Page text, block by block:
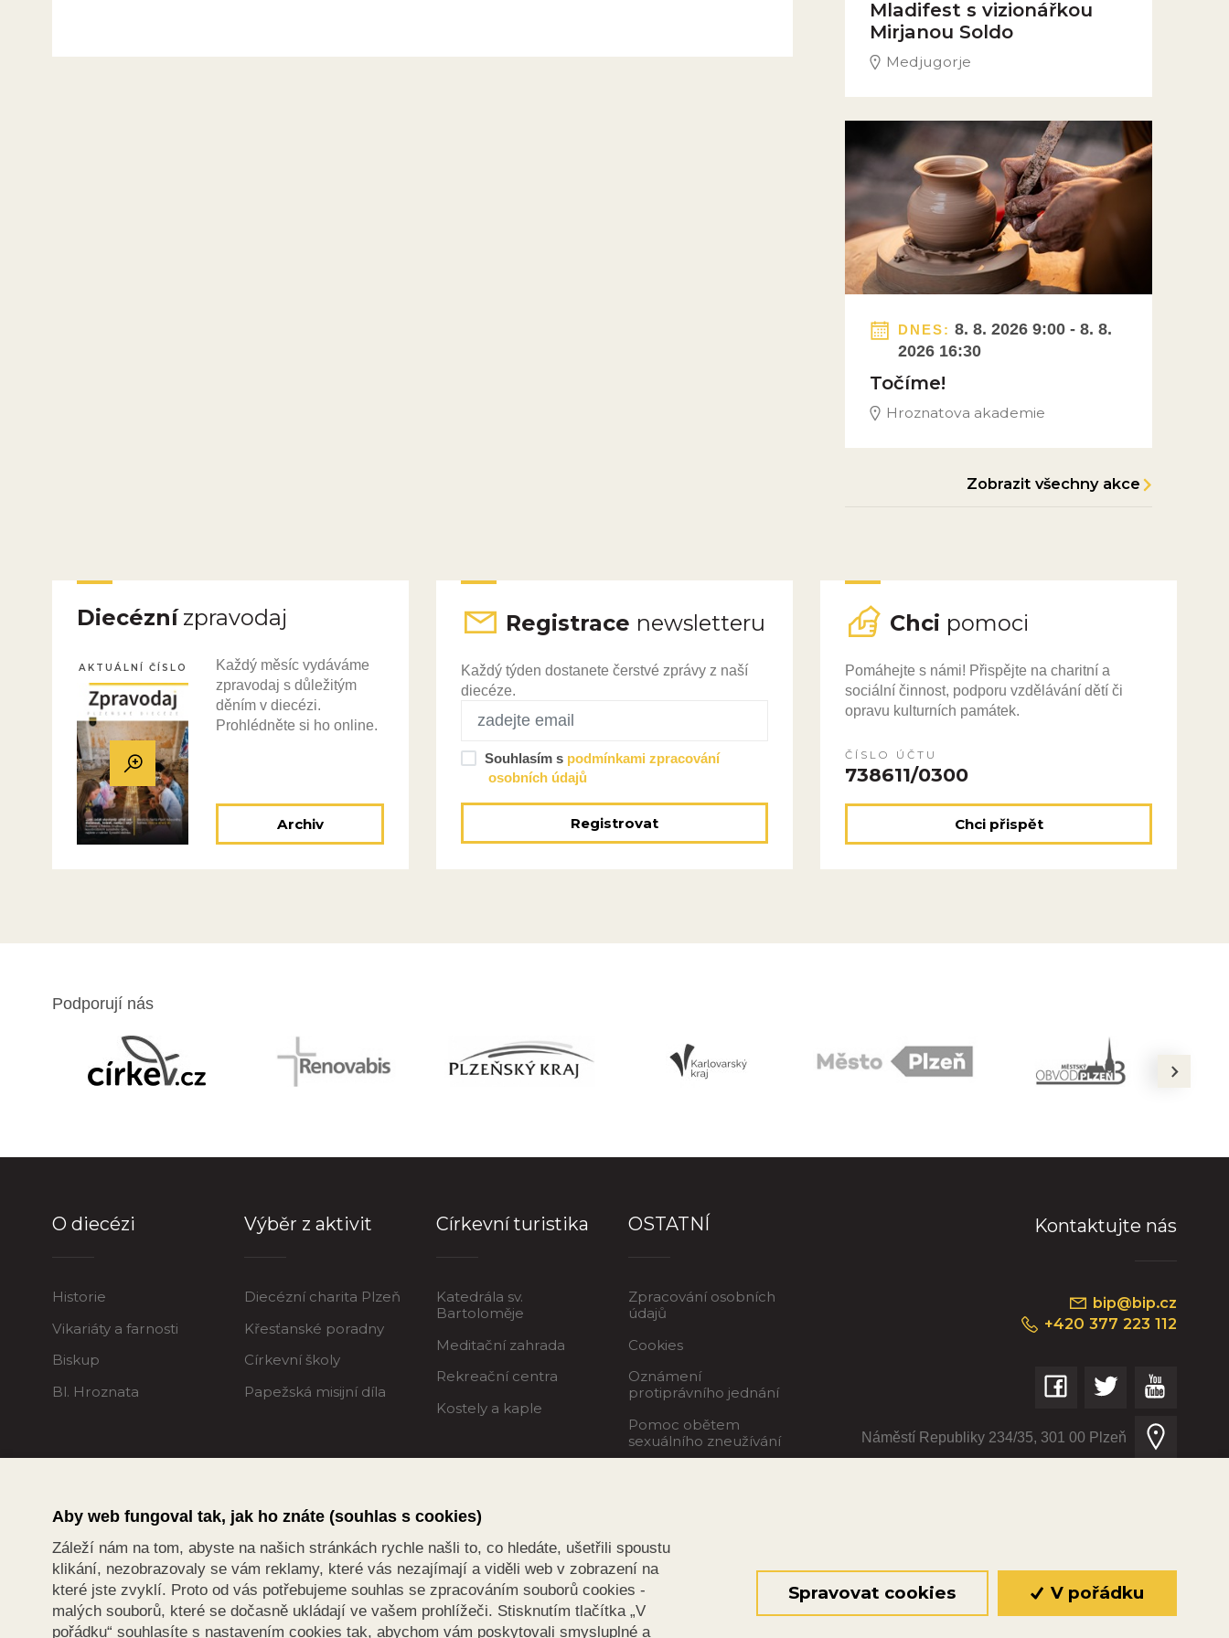
Mladifest s vizionářkou
Mirjanou Soldo
Medjugorje
Obrázek novinky
DNES: 8. 8. 2026 9:00 - 8. 8.
2026 16:30
Točíme!
Hroznatova akademie
Zobrazit všechny akce
Diecéznízpravodaj
AKTUÁLNÍ ČÍSLO
Každý měsíc vydáváme
zpravodaj s důležitým
děním v diecézi.
Prohlédněte si ho online.
Archiv
Registrace newsletteru
Každý týden dostanete čerstvé zprávy z naší
diecéze.
Souhlasím s podmínkami zpracování
osobních údajů
Registrovat
Chci pomoci
Pomáhejte s námi! Přispějte na charitní a
sociální činnost, podporu vzdělávání dětí či
opravu kulturních památek.
ČÍSLO ÚČTU
738611/0300
Chci přispět
Podporují nás
next
O diecézi
Historie
Vikariáty a farnosti
Biskup
Bl. Hroznata
Výběr z aktivit
Diecézní charita Plzeň
Křesťanské poradny
Církevní školy
Papežská misijní díla
Církevní turistika
Katedrála sv.
Bartoloměje
Meditační zahrada
Rekreační centra
Kostely a kaple
OSTATNÍ
Zpracování osobních
údajů
Cookies
Oznámení
protiprávního jednání
Pomoc obětem
sexuálního zneužívání
Kontaktujte nás
bip@bip.cz
+420 377 223 112
Náměstí Republiky 234/35, 301 00 Plzeň
© 2026 Oficiální stránky Plzeňské diecéze ©dmpCMS
Aby web fungoval tak, jak ho znáte (souhlas s cookies)
Záleží nám na tom, abyste na našich stránkách rychle našli to, co hledáte, ušetřili spoustu
klikání, nezobrazovaly se vám reklamy, které vás nezajímají a viděli web v zobrazení na
které jste zvyklí. Proto od vás potřebujeme souhlas se zpracováním souborů cookies -
malých souborů, které se dočasně ukládají ve vašem prohlížeči. Stisknutím tlačítka „V
pořádku“ souhlasíte s nastavením cookies tak, abychom vám poskytovali smysluplné a
Spravovat cookies V pořádku